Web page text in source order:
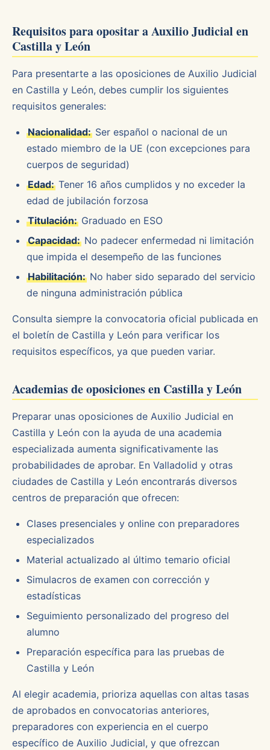
Requisitos para opositar a Auxilio Judicial en
Castilla y León
Para presentarte a las oposiciones de Auxilio Judicial
en Castilla y León, debes cumplir los siguientes
requisitos generales:
Nacionalidad: Ser español o nacional de un
estado miembro de la UE (con excepciones para
cuerpos de seguridad)
Edad: Tener 16 años cumplidos y no exceder la
edad de jubilación forzosa
Titulación: Graduado en ESO
Capacidad: No padecer enfermedad ni limitación
que impida el desempeño de las funciones
Habilitación: No haber sido separado del servicio
de ninguna administración pública
Consulta siempre la convocatoria oficial publicada en
el boletín de Castilla y León para verificar los
requisitos específicos, ya que pueden variar.
Academias de oposiciones en Castilla y León
Preparar unas oposiciones de Auxilio Judicial en
Castilla y León con la ayuda de una academia
especializada aumenta significativamente las
probabilidades de aprobar. En Valladolid y otras
ciudades de Castilla y León encontrarás diversos
centros de preparación que ofrecen:
Clases presenciales y online con preparadores
especializados
Material actualizado al último temario oficial
Simulacros de examen con corrección y
estadísticas
Seguimiento personalizado del progreso del
alumno
Preparación específica para las pruebas de
Castilla y León
Al elegir academia, prioriza aquellas con altas tasas
de aprobados en convocatorias anteriores,
preparadores con experiencia en el cuerpo
específico de Auxilio Judicial, y que ofrezcan